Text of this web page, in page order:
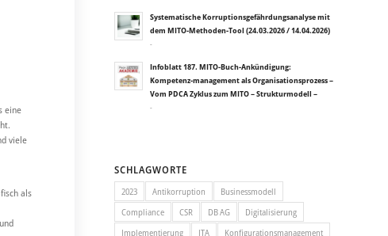
eine
viele
als
Systematische Korruptionsgefährdungsanalyse mit
dem MITO-Methoden-Tool (24.03.2026 / 14.04.2026)
-
Infoblatt 187. MITO-Buch-Ankündigung:
Kompetenz-management als Organisationsprozess –
Vom PDCA Zyklus zum MITO – Strukturmodell –
-
SCHLAGWORTE
2023 Antikorruption
Businessmodell
Compliance
CSR DB AG
Digitalisierung
Implementierung
ITA
Konfigurationsmanagement